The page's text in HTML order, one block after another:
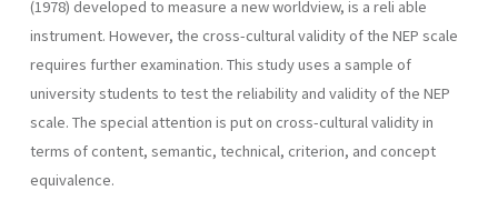
(1978) developed to measure a new worldview, is a reli able
instrument. However, the cross-cultural validity of the NEP scale
requires further examination. This study uses a sample of
university students to test the reliability and validity of the NEP
scale. The special attention is put on cross-cultural validity in
terms of content, semantic, technical, criterion, and concept
equivalence.